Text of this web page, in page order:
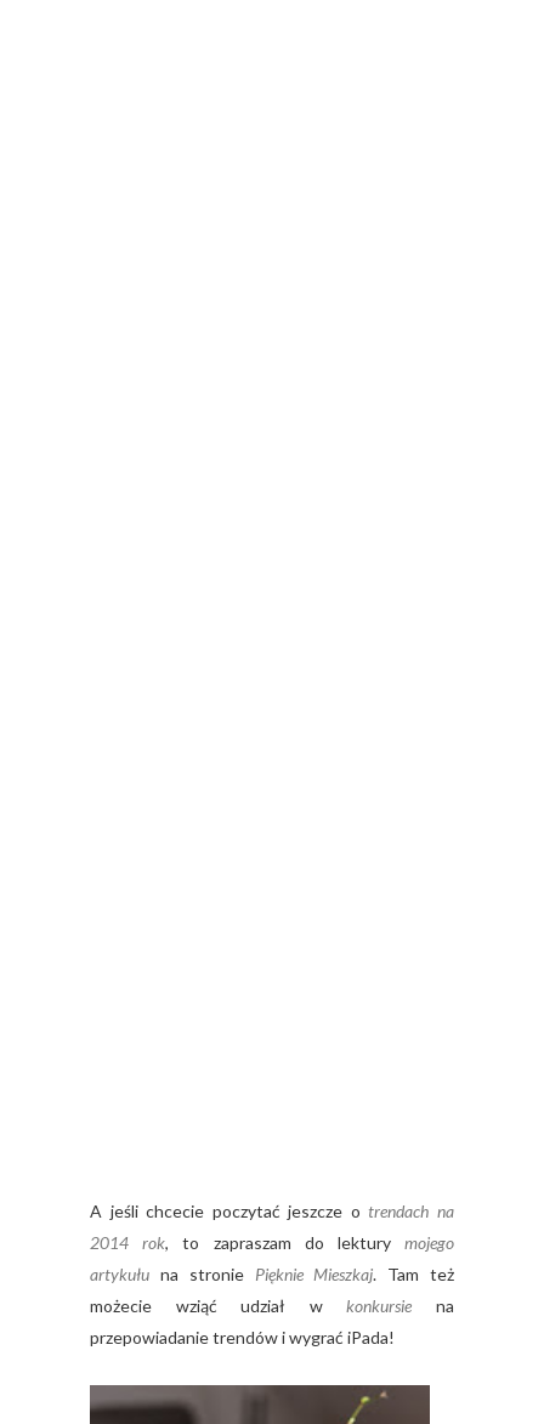
A jeśli chcecie poczytać jeszcze otrendach na
2014 rok, to zapraszam do lekturymojego
artykułu na stronie Pięknie Mieszkaj. Tam też
możecie wziąć udział wkonkursie na
przepowiadanie trendów i wygrać iPada!